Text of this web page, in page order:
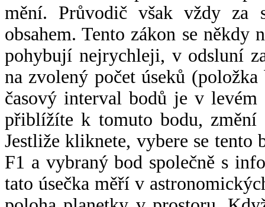
mění. Průvodič však vždy za
obsahem. Tento zákon se někdy
pohybují nejrychleji, v odsluní
na zvolený počet úseků
časový interval bodů je v
přiblížíte k tomuto bodu,
Jestliže kliknete, vybere se tento
F1 a vybraný bod společně s
tato úsečka měří v